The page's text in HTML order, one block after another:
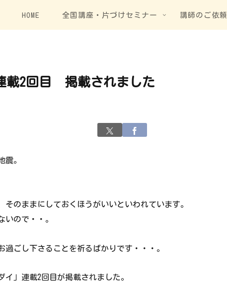
HOME 全国講座・片づけセミナー 講師のご依頼
載2回目 掲載されました
震。
のままにしておくほうがいいといわれています。
いので・・。
ごし下さることを祈るばかりです・・・。
」連載2回目が掲載されました。